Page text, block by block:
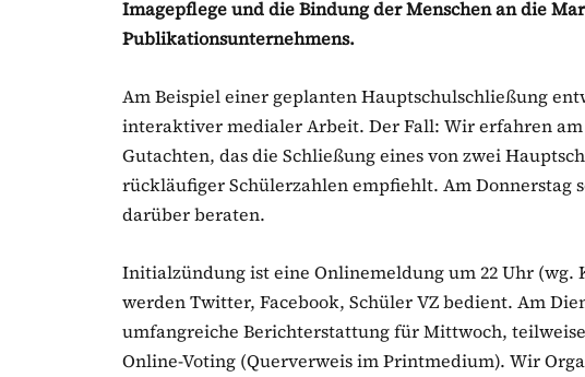
Imagepflege und die Bindung der Menschen an die
Publikationsunternehmens.
Am Beispiel einer geplanten Hauptschulschließung
interaktiver medialer Arbeit. Der Fall: Wir erfahren
Gutachten, das die Schließung eines von zwei
rückläufiger Schülerzahlen empfiehlt. Am Donnerstag
darüber beraten.
Initialzündung ist eine Onlinemeldung um 22 Uhr (wg.
werden Twitter, Facebook, Schüler VZ bedient. Am
umfangreiche Berichterstattung für Mittwoch,
Online-Voting (Querverweis im Printmedium). Wir